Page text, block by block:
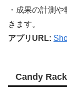
・成果の計測
きます。
アプリURL:
Candy Rack